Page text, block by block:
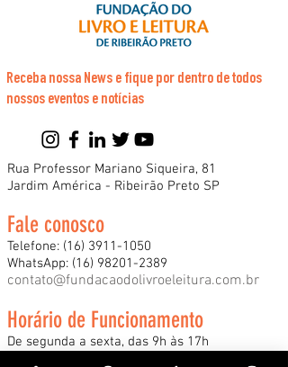
Receba nossa News e fique por dentro de todos
nossos eventos e notícias
Rua Professor Mariano Siqueira, 81
Jardim América - Ribeirão Preto SP
Fale conosco
Telefone: (16) 3911-1050
WhatsApp: (16) 98201-2389
contato@fundacaodolivroeleitura.com.br
Horário de Funcionamento
De segunda a sexta, das 9h às 17h